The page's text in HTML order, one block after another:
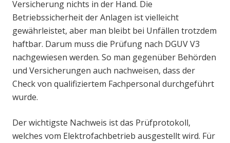
Versicherung nichts in der Hand. Die
Betriebssicherheit der Anlagen ist vielleicht
gewährleistet, aber man bleibt bei Unfällen trotzdem
haftbar. Darum muss die Prüfung nach DGUV V3
nachgewiesen werden. So man gegenüber Behörden
und Versicherungen auch nachweisen, dass der
Check von qualifiziertem Fachpersonal durchgeführt
wurde.
Der wichtigste Nachweis ist das Prüfprotokoll,
welches vom Elektrofachbetrieb ausgestellt wird. Für